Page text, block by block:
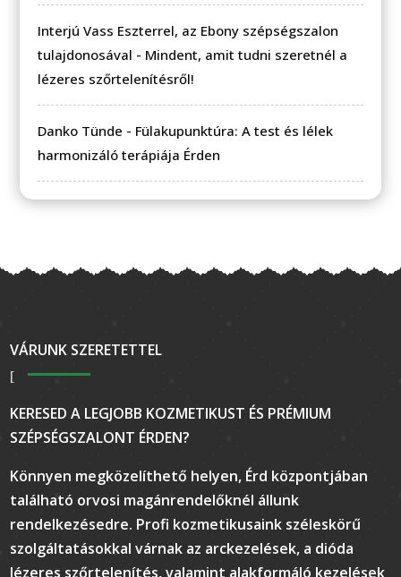
Interjú Vass Eszterrel, az Ebony szépségszalon
tulajdonosával - Mindent, amit tudni szeretnél a
lézeres szőrtelenítésről!
Danko Tünde - Fülakupunktúra: A test és lélek
harmonizáló terápiája Érden
VÁRUNK SZERETETTEL
KERESED A LEGJOBB KOZMETIKUST ÉS PRÉMIUM
SZÉPSÉGSZALONT ÉRDEN?
Könnyen megközelíthető helyen, Érd központjában
található orvosi magánrendelőknél állunk
rendelkezésedre. Profi kozmetikusaink széleskörű
szolgáltatásokkal várnak az arckezelések, a dióda
lézeres szőrtelenítés, valamint alakformáló kezelések